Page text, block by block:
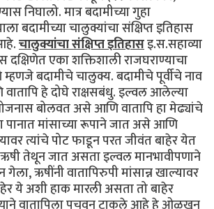
निघालो. मात्र बदामीच्या गुहा
बदामीच्या चालुक्यांचा संक्षिप्त इतिहास
चालुक्यांचा संक्षिप्त इतिहासइ.स.सहाव्या
एका शक्तिशाली राजघराण्याचा
बदामीचे चालुक्य. बदामीचे पूर्वीचे नाव
हे दोघे राक्षसबंधु. इल्वल आलेल्या
बोलवत असे आणि वातापि हा मेढ्यांचे
मांसाच्या रूपाने जात असे आणि
त्यांचे पोट फाडून परत जीवंत बाहेर येत
तेथून जात असता इल्वल मानभावीपणाने
ऋषींनी वातापिरुपी मांसान्न खाल्यावर
ये अशी हाक मारली असता तो बाहेर